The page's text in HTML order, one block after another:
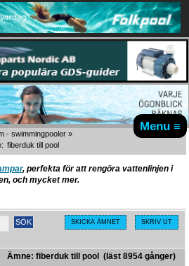
Menu ≡
- swimmingpooler »
fiberduk till pool
, perfekta för att rengöra vattenlinjen i
och mycket mer.
SKICKA ÄMNET SKRIV UT
Ämne: fiberduk till pool (läst 8954 gånger)